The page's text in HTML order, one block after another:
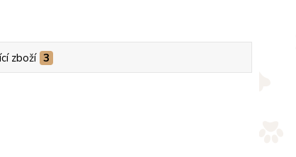
zboží 3